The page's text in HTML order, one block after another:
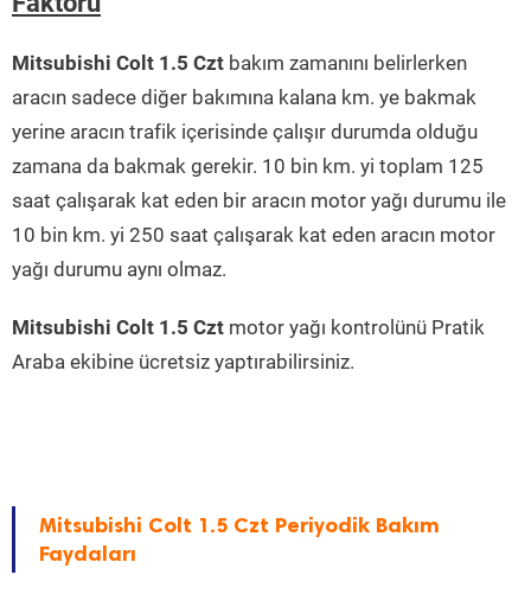
Mitsubishi Colt 1.5 Czt bakım zamanını belirlerken
aracın sadece diğer bakımına kalana km. ye bakmak
yerine aracın trafik içerisinde çalışır durumda olduğu
zamana da bakmak gerekir. 10 bin km. yi toplam 125
saat çalışarak kat eden bir aracın motor yağı durumu ile
10 bin km. yi 250 saat çalışarak kat eden aracın motor
yağı durumu aynı olmaz.
Mitsubishi Colt 1.5 Czt motor yağı kontrolünü Pratik
Araba ekibine ücretsiz yaptırabilirsiniz.
Mitsubishi Colt 1.5 Czt Periyodik Bakım
Faydaları